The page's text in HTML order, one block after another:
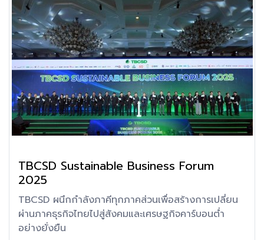
TBCSD Sustainable Business Forum
2025
TBCSD ผนึกกำลังภาคีทุกภาคส่วนเพื่อสร้างการเปลี่ยน
ผ่านภาคธุรกิจไทยไปสู่สังคมและเศรษฐกิจคาร์บอนต่ำ
อย่างยั่งยืน